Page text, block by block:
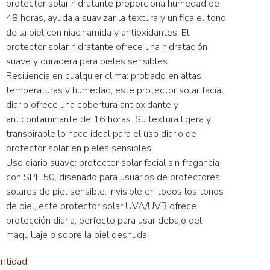
protector solar hidratante proporciona humedad de
48 horas, ayuda a suavizar la textura y unifica el tono
de la piel con niacinamida y antioxidantes. El
protector solar hidratante ofrece una hidratación
suave y duradera para pieles sensibles.
Resiliencia en cualquier clima: probado en altas
temperaturas y humedad, este protector solar facial
diario ofrece una cobertura antioxidante y
anticontaminante de 16 horas. Su textura ligera y
transpirable lo hace ideal para el uso diario de
protector solar en pieles sensibles.
Uso diario suave: protector solar facial sin fragancia
con SPF 50, diseñado para usuarios de protectores
solares de piel sensible. Invisible en todos los tonos
de piel, este protector solar UVA/UVB ofrece
protección diaria, perfecto para usar debajo del
maquillaje o sobre la piel desnuda.